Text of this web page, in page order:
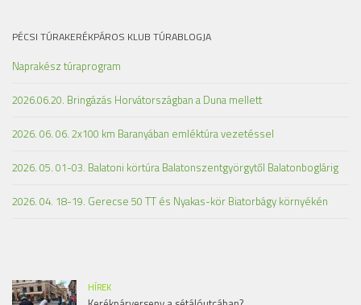
PÉCSI TÚRAKERÉKPÁROS KLUB TÚRABLOGJA
Naprakész túraprogram
2026.06.20. Bringázás Horvátországban a Duna mellett
2026. 06. 06. 2x100 km Baranyában emléktúra vezetéssel
2026. 05. 01-03. Balatoni körtúra Balatonszentgyörgytől Balatonboglárig
2026. 04. 18-19. Gerecse 50 TT és Nyakas-kör Biatorbágy környékén
HÍREK